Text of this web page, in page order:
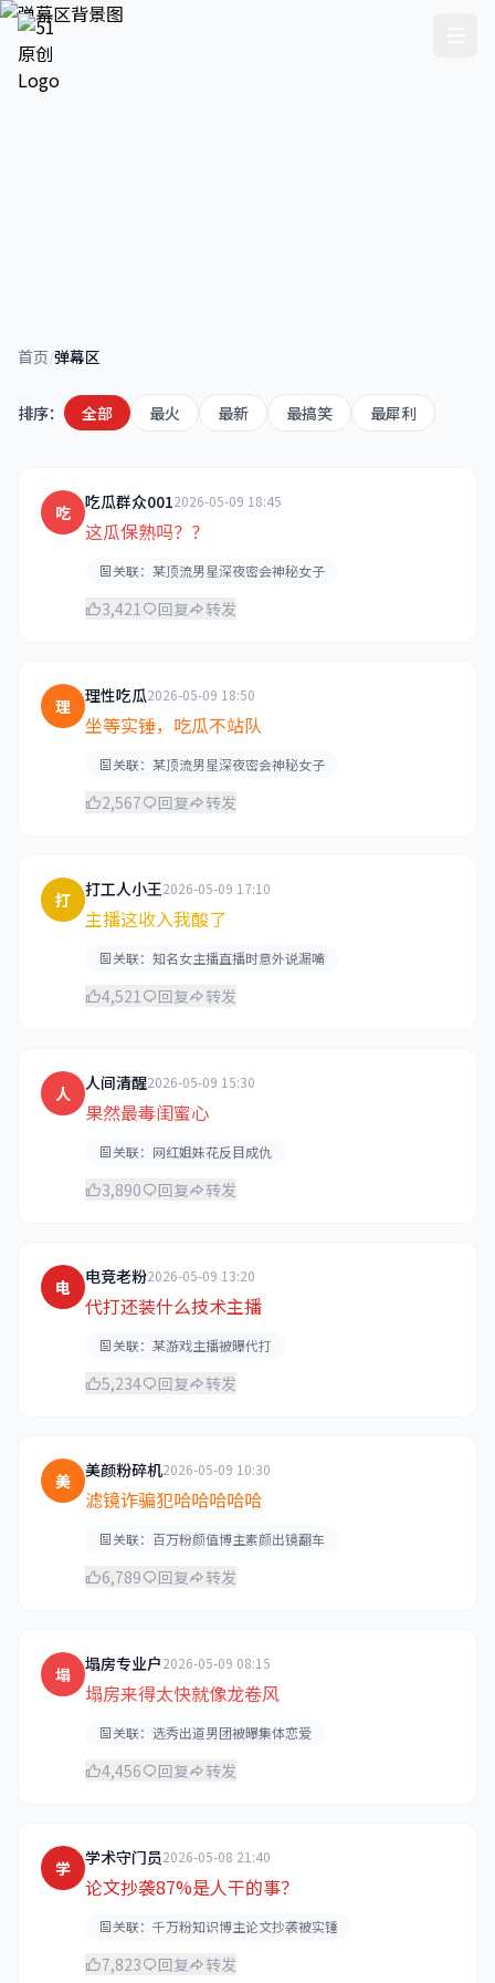
评论
首页/弹幕区
排序： 全部 最火 最新 最搞笑 最犀利
吃 吃瓜群众0012026-05-09 18:45
这瓜保熟吗？？
关联：某顶流男星深夜密会神秘女子
3,421 回复 转发
理 理性吃瓜2026-05-09 18:50
坐等实锤，吃瓜不站队
关联：某顶流男星深夜密会神秘女子
2,567 回复 转发
打 打工人小王2026-05-09 17:10
主播这收入我酸了
关联：知名女主播直播时意外说漏嘴
4,521 回复 转发
人 人间清醒2026-05-09 15:30
果然最毒闺蜜心
关联：网红姐妹花反目成仇
3,890 回复 转发
电 电竞老粉2026-05-09 13:20
代打还装什么技术主播
关联：某游戏主播被曝代打
5,234 回复 转发
美 美颜粉碎机2026-05-09 10:30
滤镜诈骗犯哈哈哈哈哈
关联：百万粉颜值博主素颜出镜翻车
6,789 回复 转发
塌 塌房专业户2026-05-09 08:15
塌房来得太快就像龙卷风
关联：选秀出道男团被曝集体恋爱
4,456 回复 转发
学 学术守门员2026-05-08 21:40
论文抄袭87%是人干的事？
关联：千万粉知识博主论文抄袭被实锤
7,823 回复 转发